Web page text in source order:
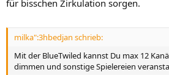
für bisschen Zirkulation sorgen.
milka":3hbedjan schrieb:
Mit der BlueTwiled kannst Du max 12
dimmen und sonstige Spielereien